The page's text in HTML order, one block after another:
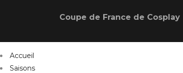
Coupe de France de Cosplay
Accueil
Saisons